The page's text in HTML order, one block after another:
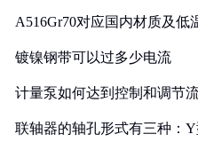
A516Gr70对应国内材质及低
镀镍钢带可以过多少电流
计量泵如何达到控制和调节
联轴器的轴孔形式有三种：